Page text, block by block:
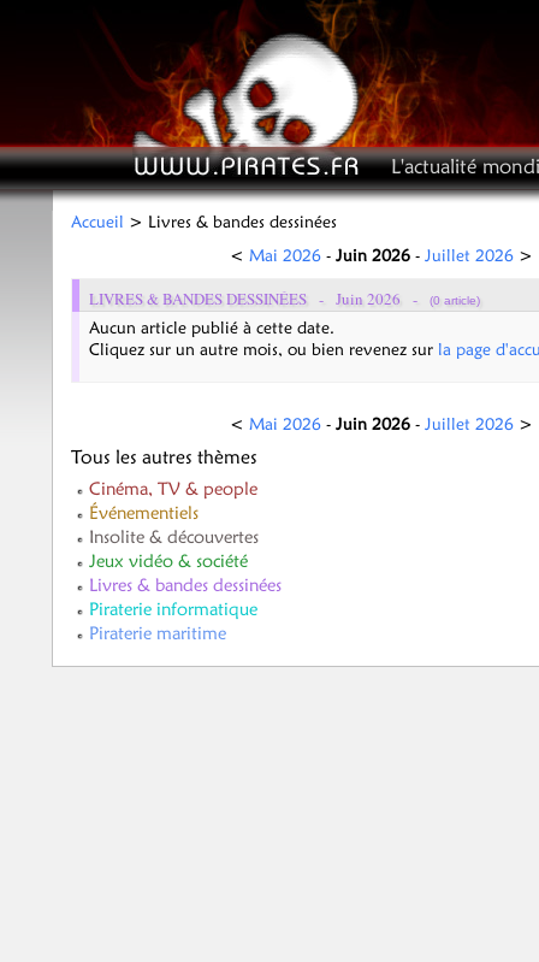
L'actualité
Accueil > Livres & bandes dessinées
< Mai 2026 - Juin 2026 - Juillet 2026 >
LIVRES & BANDES DESSINÉES - Juin 2026 - (0 article)
Aucun article publié à cette date.
Cliquez sur un autre mois, ou bien revenez sur la page
< Mai 2026 - Juin 2026 - Juillet 2026 >
Tous les autres thèmes
Cinéma, TV & people
Événementiels
Insolite & découvertes
Jeux vidéo & société
Livres & bandes dessinées
Piraterie informatique
Piraterie maritime